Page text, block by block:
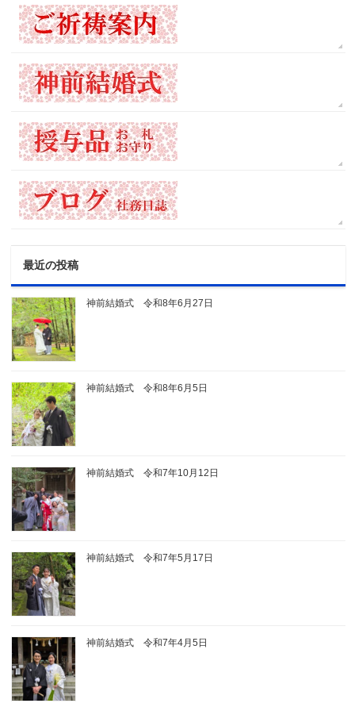
最近の投稿
神前結婚式 令和8年6月27日
神前結婚式 令和8年6月5日
神前結婚式 令和7年10月12日
神前結婚式 令和7年5月17日
神前結婚式 令和7年4月5日